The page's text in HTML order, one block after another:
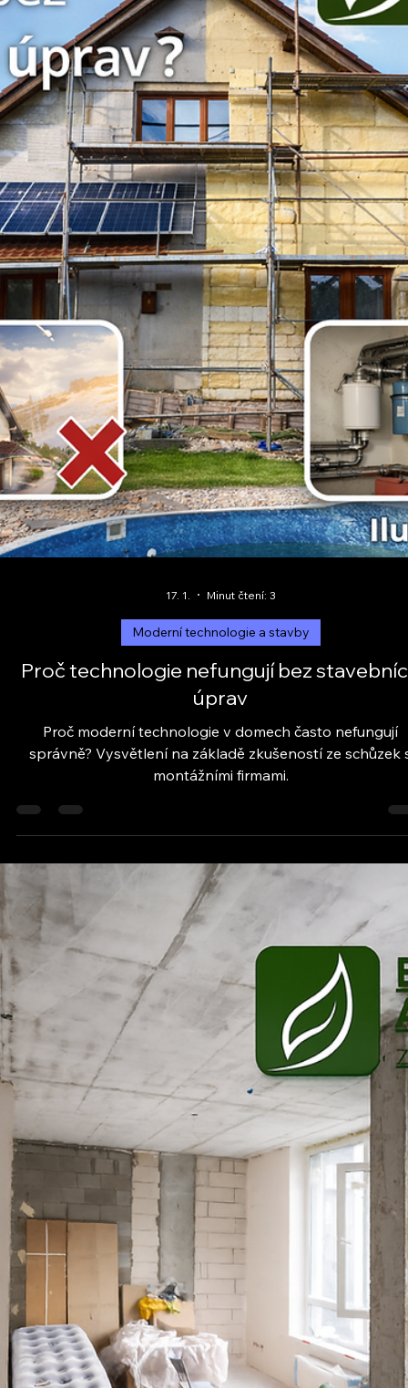
terénu.
17. 1. Minut čtení: 3
Moderní technologie a stavby
Proč technologie nefungují bez
úprav
Proč moderní technologie v domech často nefungují
správně? Vysvětlení na základě zkušeností ze schůzek
montážními firmami.